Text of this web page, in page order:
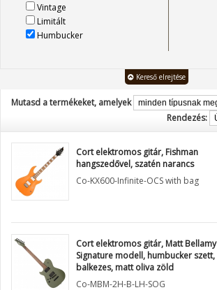
Vintage
Limitált
Humbucker
Kereső elrejtése
Mutasd a termékeket, amelyek
Rendezés:
Cort elektromos gitár, Fishman
hangszedővel, szatén narancs
Co-KX600-Infinite-OCS with bag
Cort elektromos gitár, Matt Bellamy
Signature modell, humbucker szett,
balkezes, matt oliva zöld
Co-MBM-2H-B-LH-SOG